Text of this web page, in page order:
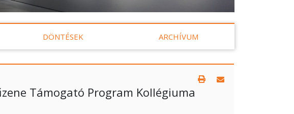
DÖNTÉSEK ARCHÍVUM
Támogató Program Kollégiuma